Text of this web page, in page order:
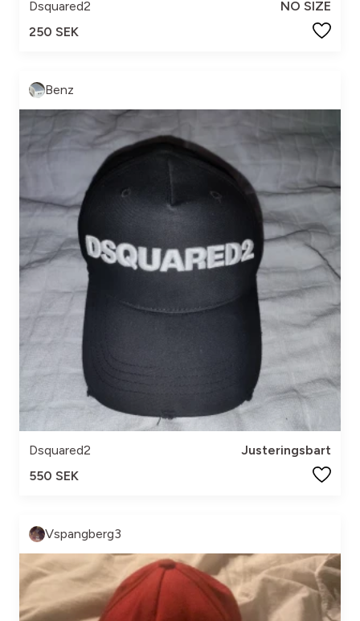
Dsquared2
NO SIZE
250 SEK
Benz
Dsquared2
Justeringsbart
550 SEK
Vspangberg3